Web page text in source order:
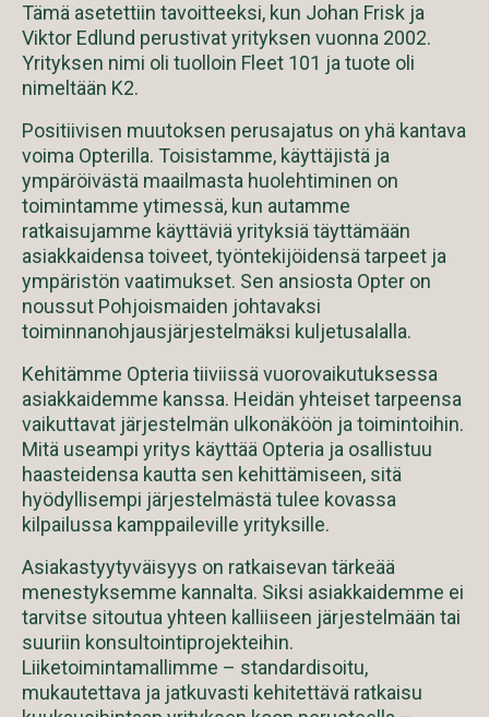
Tämä asetettiin tavoitteeksi, kun Johan Frisk ja
Viktor Edlund perustivat yrityksen vuonna 2002.
Yrityksen nimi oli tuolloin Fleet 101 ja tuote oli
nimeltään K2.
Positiivisen muutoksen perusajatus on yhä kantava
voima Opterilla. Toisistamme, käyttäjistä ja
ympäröivästä maailmasta huolehtiminen on
toimintamme ytimessä, kun autamme
ratkaisujamme käyttäviä yrityksiä täyttämään
asiakkaidensa toiveet, työntekijöidensä tarpeet ja
ympäristön vaatimukset. Sen ansiosta Opter on
noussut Pohjoismaiden johtavaksi
toiminnanohjausjärjestelmäksi kuljetusalalla.
Kehitämme Opteria tiiviissä vuorovaikutuksessa
asiakkaidemme kanssa. Heidän yhteiset tarpeensa
vaikuttavat järjestelmän ulkonäköön ja toimintoihin.
Mitä useampi yritys käyttää Opteria ja osallistuu
haasteidensa kautta sen kehittämiseen, sitä
hyödyllisempi järjestelmästä tulee kovassa
kilpailussa kamppaileville yrityksille.
Asiakastyytyväisyys on ratkaisevan tärkeää
menestyksemme kannalta. Siksi asiakkaidemme ei
tarvitse sitoutua yhteen kalliiseen järjestelmään tai
suuriin konsultointiprojekteihin.
Liiketoimintamallimme – standardisoitu,
mukautettava ja jatkuvasti kehitettävä ratkaisu